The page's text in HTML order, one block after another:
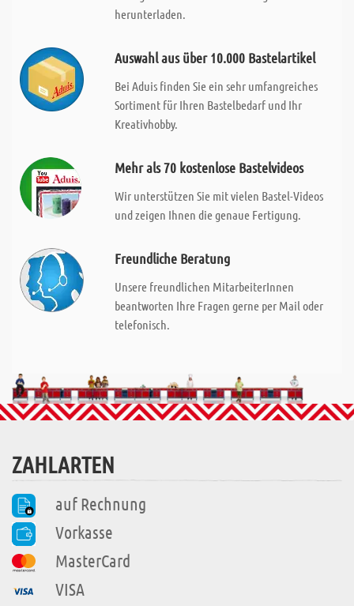
herunterladen.
Auswahl aus über 10.000 Bastelartikel
Bei Aduis finden Sie ein sehr umfangreiches
Sortiment für Ihren Bastelbedarf und Ihr
Kreativhobby.
Mehr als 70 kostenlose Bastelvideos
Wir unterstützen Sie mit vielen Bastel-Videos
und zeigen Ihnen die genaue Fertigung.
Freundliche Beratung
Unsere freundlichen MitarbeiterInnen
beantworten Ihre Fragen gerne per Mail oder
telefonisch.
ZAHLARTEN
auf Rechnung
Vorkasse
MasterCard
VISA